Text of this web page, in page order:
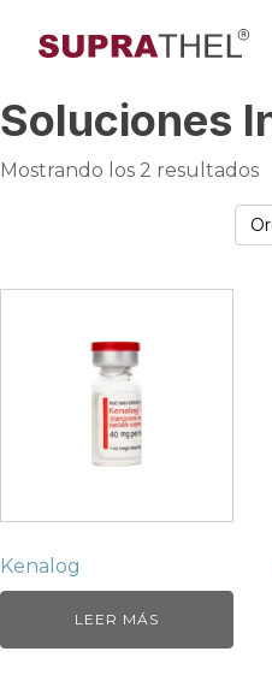
Soluciones
Mostrando los 2 resultados
Kenalog
LEER MÁS